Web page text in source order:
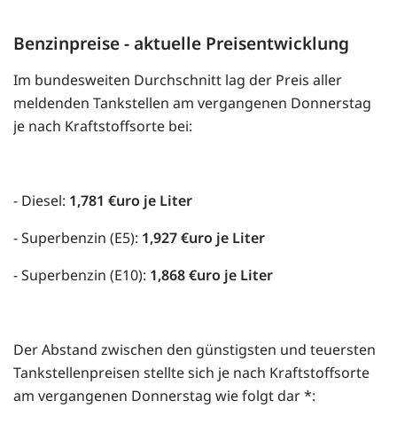
Benzinpreise - aktuelle Preisentwicklung
Im bundesweiten Durchschnitt lag der Preis aller
meldenden Tankstellen am vergangenen Donnerstag
je nach Kraftstoffsorte bei:
- Diesel: 1,781 €uro je Liter
- Superbenzin (E5): 1,927 €uro je Liter
- Superbenzin (E10): 1,868 €uro je Liter
Der Abstand zwischen den günstigsten und teuersten
Tankstellenpreisen stellte sich je nach Kraftstoffsorte
am vergangenen Donnerstag wie folgt dar *: